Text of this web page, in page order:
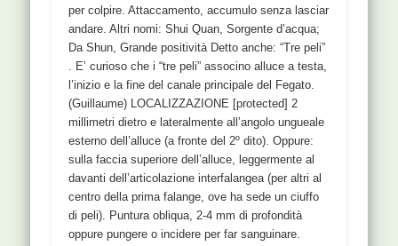
per colpire. Attaccamento, accumulo senza lasciar
andare. Altri nomi: Shui Quan, Sorgente d’acqua;
Da Shun, Grande positività Detto anche: “Tre peli”
. E’ curioso che i “tre peli” associno alluce a testa,
l’inizio e la fine del canale principale del Fegato.
(Guillaume) LOCALIZZAZIONE [protected] 2
millimetri dietro e lateralmente all’angolo ungueale
esterno dell’alluce (a fronte del 2º dito). Oppure:
sulla faccia superiore dell’alluce, leggermente al
davanti dell’articolazione interfalangea (per altri al
centro della prima falange, ove ha sede un ciuffo
di peli). Puntura obliqua, 2-4 mm di profondità
oppure pungere o incidere per far sanguinare.